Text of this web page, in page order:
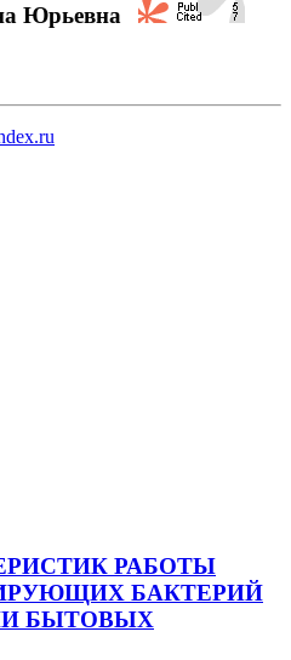
Юрьевна
РАБОТЫ
БАКТЕРИЙ
БЫТОВЫХ